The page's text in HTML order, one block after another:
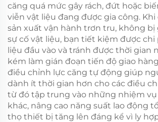
căng quá mức gây rách, đứt hoặc
viễn vật liệu đang được gia công.
sản xuất vận hành trơn tru, không bị
sự cố vật liệu, bạn tiết kiệm được
liệu đầu vào và tránh được thời gian
kém làm gián đoạn tiến độ giao
điều chỉnh lực căng tự động giúp
dành ít thời gian hơn cho các điều
từ đó tập trung vào những nhiệm
khác, nâng cao năng suất lao động
thọ thiết bị tăng lên đáng kể vì ly